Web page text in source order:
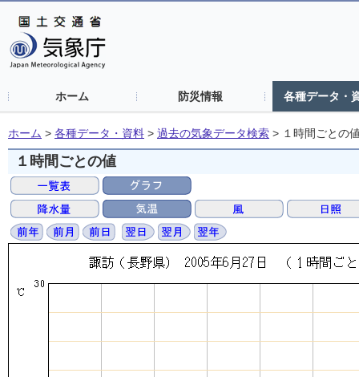
ホーム 防災情報 各種データ・
ホーム > 各種データ・資料 > 過去の気象データ検索 > １時間ごとの
１時間ごとの値